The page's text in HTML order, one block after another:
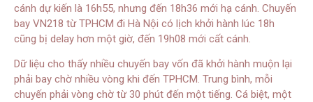
cánh dự kiến là 16h55, nhưng đến 18h36 mới hạ cánh. Chuyến
bay VN218 từ TPHCM đi Hà Nội có lịch khởi hành lúc 18h
cũng bị delay hơn một giờ, đến 19h08 mới cất cánh.
Dữ liệu cho thấy nhiều chuyến bay vốn đã khởi hành muộn lại
phải bay chờ nhiều vòng khi đến TPHCM. Trung bình, mỗi
chuyến phải vòng chờ từ 30 phút đến một tiếng. Cá biệt, một